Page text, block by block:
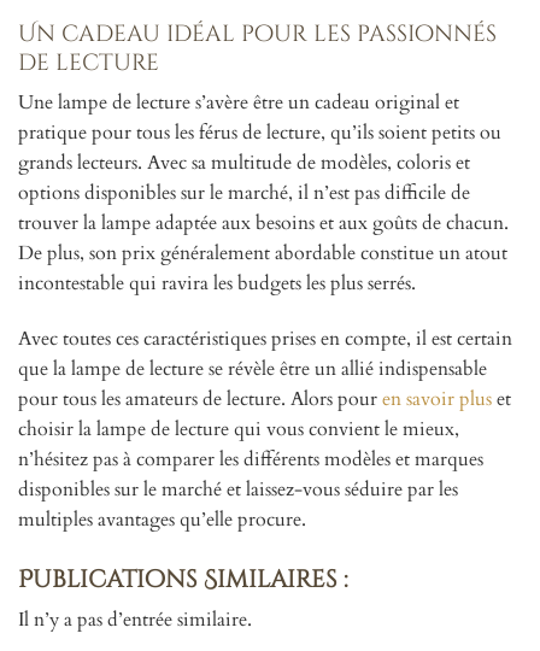
Un cadeau idéal pour les passionnés
de lecture
Une lampe de lecture s’avère être un cadeau original et
pratique pour tous les férus de lecture, qu’ils soient petits ou
grands lecteurs. Avec sa multitude de modèles, coloris et
options disponibles sur le marché, il n’est pas difficile de
trouver la lampe adaptée aux besoins et aux goûts de chacun.
De plus, son prix généralement abordable constitue un atout
incontestable qui ravira les budgets les plus serrés.
Avec toutes ces caractéristiques prises en compte, il est certain
que la lampe de lecture se révèle être un allié indispensable
pour tous les amateurs de lecture. Alors pouren savoir pluset
choisir la lampe de lecture qui vous convient le mieux,
n’hésitez pas à comparer les différents modèles et marques
disponibles sur le marché et laissez-vous séduire par les
multiples avantages qu’elle procure.
Publications Similaires :
Il n’y a pas d’entrée similaire.